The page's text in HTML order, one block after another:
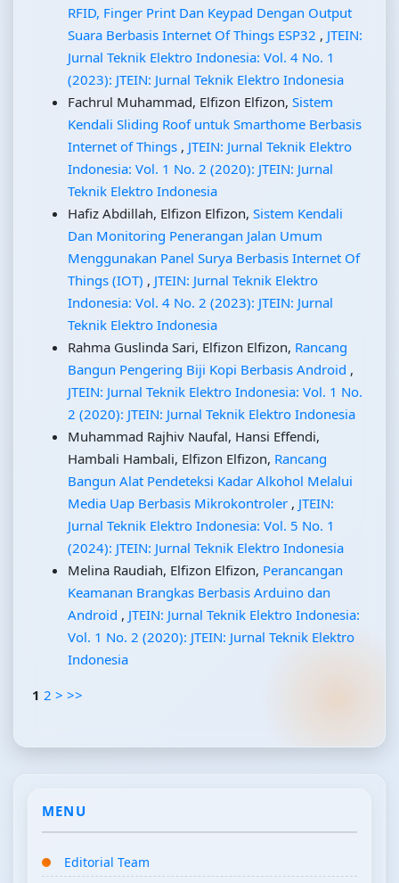
RFID, Finger Print Dan Keypad Dengan Output
Suara Berbasis Internet Of Things ESP32 , JTEIN:
Jurnal Teknik Elektro Indonesia: Vol. 4 No. 1
(2023): JTEIN: Jurnal Teknik Elektro Indonesia
Fachrul Muhammad, Elfizon Elfizon, Sistem
Kendali Sliding Roof untuk Smarthome Berbasis
Internet of Things , JTEIN: Jurnal Teknik Elektro
Indonesia: Vol. 1 No. 2 (2020): JTEIN: Jurnal
Teknik Elektro Indonesia
Hafiz Abdillah, Elfizon Elfizon, Sistem Kendali
Dan Monitoring Penerangan Jalan Umum
Menggunakan Panel Surya Berbasis Internet Of
Things (IOT) , JTEIN: Jurnal Teknik Elektro
Indonesia: Vol. 4 No. 2 (2023): JTEIN: Jurnal
Teknik Elektro Indonesia
Rahma Guslinda Sari, Elfizon Elfizon, Rancang
Bangun Pengering Biji Kopi Berbasis Android ,
JTEIN: Jurnal Teknik Elektro Indonesia: Vol. 1 No.
2 (2020): JTEIN: Jurnal Teknik Elektro Indonesia
Muhammad Rajhiv Naufal, Hansi Effendi,
Hambali Hambali, Elfizon Elfizon, Rancang
Bangun Alat Pendeteksi Kadar Alkohol Melalui
Media Uap Berbasis Mikrokontroler , JTEIN:
Jurnal Teknik Elektro Indonesia: Vol. 5 No. 1
(2024): JTEIN: Jurnal Teknik Elektro Indonesia
Melina Raudiah, Elfizon Elfizon, Perancangan
Keamanan Brangkas Berbasis Arduino dan
Android , JTEIN: Jurnal Teknik Elektro Indonesia:
Vol. 1 No. 2 (2020): JTEIN: Jurnal Teknik Elektro
Indonesia
1 2 > >>
MENU
Editorial Team